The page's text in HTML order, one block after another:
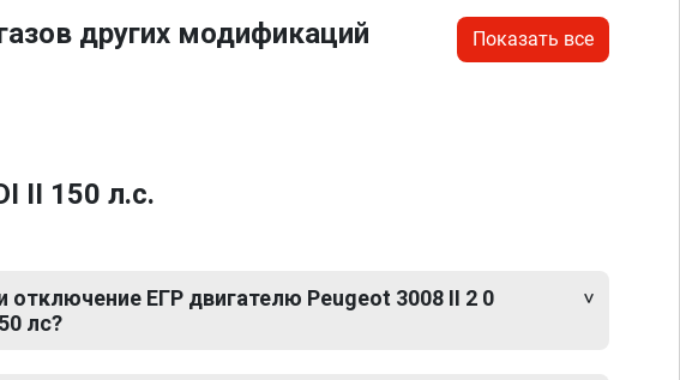
других модификаций
Показать все
II 150 л.с.
отключение ЕГР двигателю Peugeot 3008 II 2 0
лс?